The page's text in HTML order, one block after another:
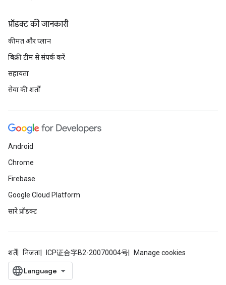
प्रॉडक्ट की जानकारी
कीमत और प्लान
बिक्री टीम से संपर्क करें
सहायता
सेवा की शर्तों
Android
Chrome
Firebase
Google Cloud Platform
सारे प्रॉडक्ट
शर्तें निजता ICP证合字B2-20070004号 Manage cookies